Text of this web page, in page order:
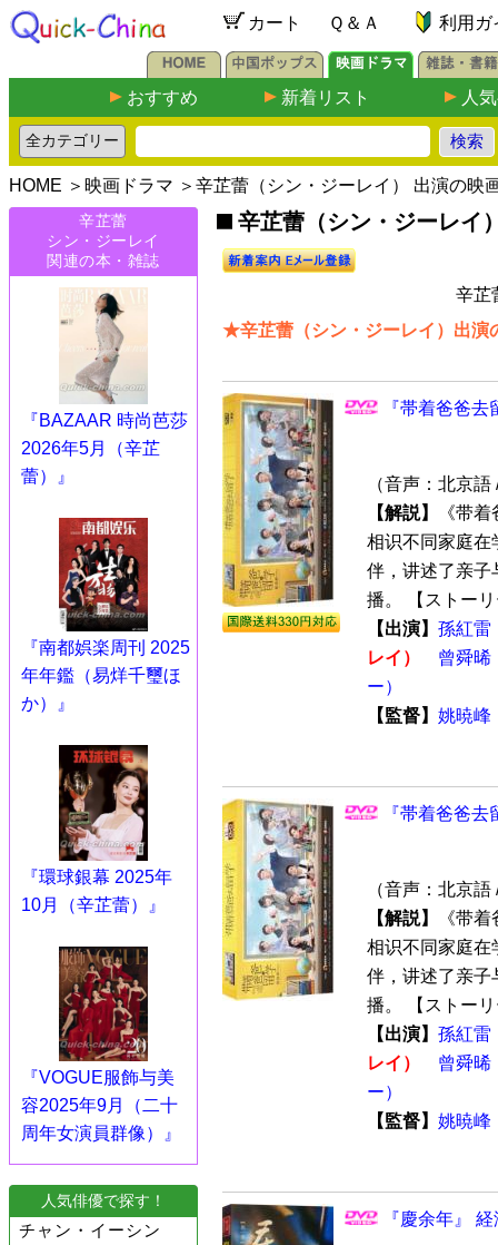
カート Ｑ＆Ａ 利用ガ
おすすめ 新着リスト 人
HOME ＞ 映画ドラマ ＞辛芷蕾（シン・ジーレイ） 出演の映
辛芷蕾
シン・ジーレイ
関連の本・雑誌
『BAZAAR 時尚芭莎
2026年5月（辛芷
蕾）』
『南都娯楽周刊 2025
年年鑑（易烊千璽ほ
か）』
『環球銀幕 2025年
10月（辛芷蕾）』
『VOGUE服飾与美
容2025年9月（二十
周年女演員群像）』
人気俳優で探す！
チャン・イーシン
辛芷蕾（シン・ジーレイ
辛芷
★辛芷蕾（シン・ジーレイ）出演
『帯着爸爸
（音声：北京
【解説】
《带
相识不同家庭在
伴，讲述了亲子
播。 【ストー
【出演】 孫紅雷
レイ）
曾舜晞
ー）
【監督】 姚暁峰
『帯着爸爸
（音声：北京
【解説】
《带
相识不同家庭在
伴，讲述了亲子
播。 【ストー
【出演】 孫紅雷
レイ）
曾舜晞
ー）
【監督】 姚暁峰
『慶余年』